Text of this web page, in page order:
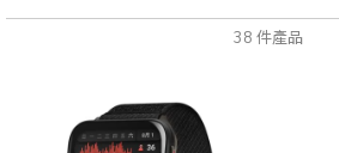
38 件產品